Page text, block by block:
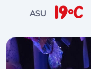
ASU 19°C